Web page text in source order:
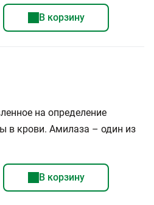
В корзину
на определение
в крови. Амилаза – один из
В корзину